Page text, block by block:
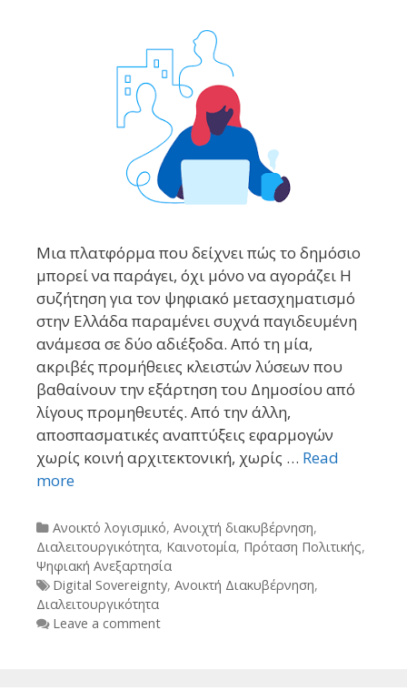
Μια πλατφόρμα που δείχνει πώς το δημόσιο
μπορεί να παράγει, όχι μόνο να αγοράζει Η
συζήτηση για τον ψηφιακό μετασχηματισμό
στην Ελλάδα παραμένει συχνά παγιδευμένη
ανάμεσα σε δύο αδιέξοδα. Από τη μία,
ακριβές προμήθειες κλειστών λύσεων που
βαθαίνουν την εξάρτηση του Δημοσίου από
λίγους προμηθευτές. Από την άλλη,
αποσπασματικές αναπτύξεις εφαρμογών
χωρίς κοινή αρχιτεκτονική, χωρίς … Read
more
Categories
Ανοικτό λογισμικό, Ανοιχτή διακυβέρνηση,
Διαλειτουργικότητα, Καινοτομία, Πρόταση Πολιτικής,
Ψηφιακή Ανεξαρτησία
Tags
Digital Sovereignty, Ανοικτή Διακυβέρνηση,
Διαλειτουργικότητα
Leave a comment